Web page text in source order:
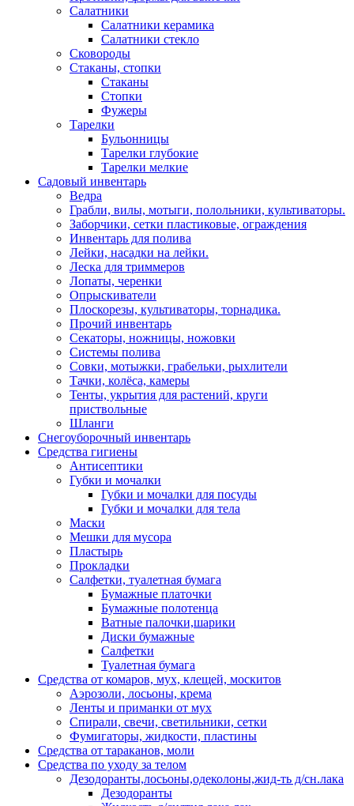
Салатники
Салатники керамика
Салатники стекло
Сковороды
Стаканы, стопки
Стаканы
Стопки
Фужеры
Тарелки
Бульонницы
Тарелки глубокие
Тарелки мелкие
Садовый инвентарь
Ведра
Грабли, вилы, мотыги, полольники, культиваторы.
Заборчики, сетки пластиковые, ограждения
Инвентарь для полива
Лейки, насадки на лейки.
Леска для триммеров
Лопаты, черенки
Опрыскиватели
Плоскорезы, культиваторы, торнадика.
Прочий инвентарь
Секаторы, ножницы, ножовки
Системы полива
Совки, мотыжки, грабельки, рыхлители
Тачки, колёса, камеры
Тенты, укрытия для растений, круги
приствольные
Шланги
Снегоуборочный инвентарь
Средства гигиены
Антисептики
Губки и мочалки
Губки и мочалки для посуды
Губки и мочалки для тела
Маски
Мешки для мусора
Пластырь
Прокладки
Салфетки, туалетная бумага
Бумажные платочки
Бумажные полотенца
Ватные палочки,шарики
Диски бумажные
Салфетки
Туалетная бумага
Средства от комаров, мух, клещей, москитов
Аэрозоли, лосьоны, крема
Ленты и приманки от мух
Спирали, свечи, светильники, сетки
Фумигаторы, жидкости, пластины
Средства от тараканов, моли
Средства по уходу за телом
Дезодоранты,лосьоны,одеколоны,жид-ть д/сн.лака
Дезодоранты